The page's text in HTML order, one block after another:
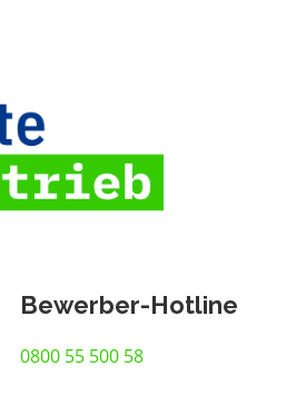
Bewerber-Hotline
0800 55 500 58